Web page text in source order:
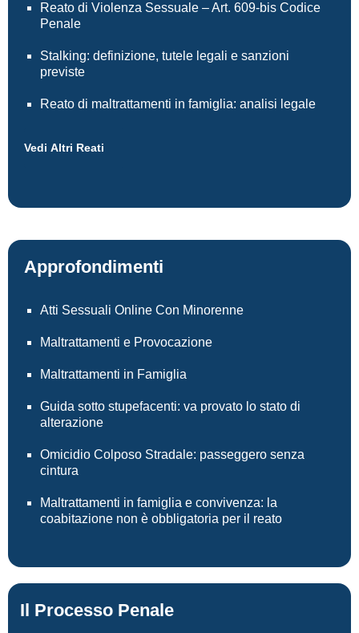
Il Processo Penale
Reato di Violenza Sessuale – Art. 609-bis Codice
Penale
Stalking: definizione, tutele legali e sanzioni
previste
Reato di maltrattamenti in famiglia: analisi legale
Vedi Altri Reati
Approfondimenti
Atti Sessuali Online Con Minorenne
Maltrattamenti e Provocazione
Maltrattamenti in Famiglia
Guida sotto stupefacenti: va provato lo stato di
alterazione
Omicidio Colposo Stradale: passeggero senza
cintura
Maltrattamenti in famiglia e convivenza: la
coabitazione non è obbligatoria per il reato